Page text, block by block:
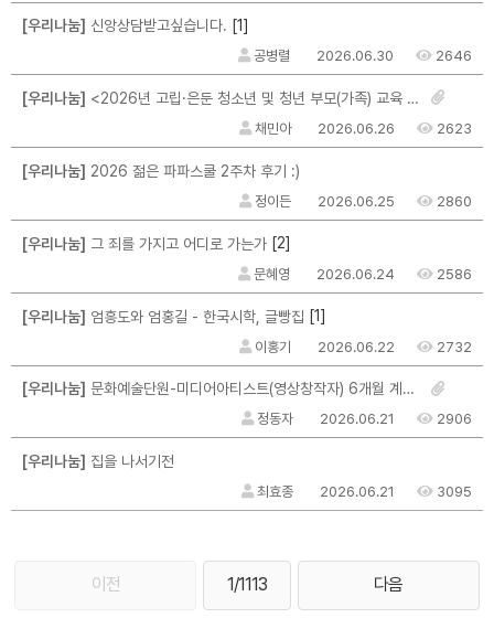
[우리나눔] 신앙상담받고싶습니다. [1]
공병렬 2026.06.30 2646
[우리나눔] <2026년 고립·은둔 청소년 및 청년 부모(가족) 교육 및 자조모임 참여자 모집>
채민아 2026.06.26 2623
[우리나눔] 2026 젊은 파파스쿨 2주차 후기 :)
정이든 2026.06.25 2860
[우리나눔] 그 죄를 가지고 어디로 가는가 [2]
문혜영 2026.06.24 2586
[우리나눔] 엄흥도와 엄홍길 - 한국시학, 글빵집 [1]
이홍기 2026.06.22 2732
[우리나눔] 문화예술단원-미디어아티스트(영상창작자) 6개월 계약직 채용 안내
정동자 2026.06.21 2906
[우리나눔] 집을 나서기전
최효종 2026.06.21 3095
이전 1/1113 다음